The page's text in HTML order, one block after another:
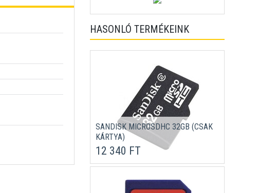
HASONLÓ TERMÉKEINK
SANDISK MICROSDHC 32GB (CSAK
KÁRTYA)
12 340 FT